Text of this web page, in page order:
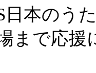
日本のう
まで応援